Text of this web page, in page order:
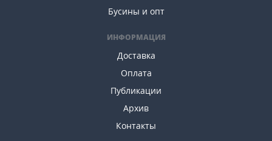
Бусины и опт
ИНФОРМАЦИЯ
Доставка
Оплата
Публикации
Архив
Контакты